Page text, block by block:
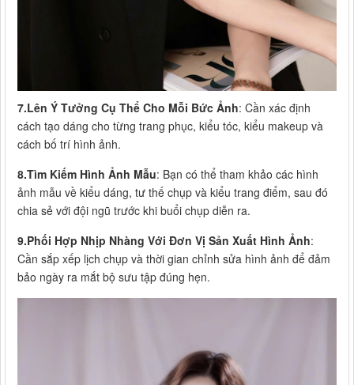
7.Lên Ý Tưởng Cụ Thể Cho Mỗi Bức Ảnh: Cần xác định
cách tạo dáng cho từng trang phục, kiểu tóc, kiểu makeup và
cách bố trí hình ảnh.
8.Tìm Kiếm Hình Ảnh Mẫu: Bạn có thể tham khảo các hình
ảnh mẫu về kiểu dáng, tư thế chụp và kiểu trang điểm, sau đó
chia sẻ với đội ngũ trước khi buổi chụp diễn ra.
9.Phối Hợp Nhịp Nhàng Với Đơn Vị Sản Xuất Hình Ảnh:
Cần sắp xếp lịch chụp và thời gian chỉnh sửa hình ảnh để đảm
bảo ngày ra mắt bộ sưu tập đúng hẹn.